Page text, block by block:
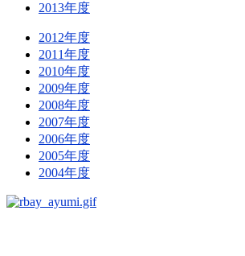
2013年度
2012年度
2011年度
2010年度
2009年度
2008年度
2007年度
2006年度
2005年度
2004年度